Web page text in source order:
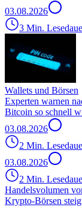
03.08.2026
3 Min.
Wallets und Börsen
Experten warnen
Bitcoin so schnell
03.08.2026
2 Min.
03.08.2026
2 Min.
Handelsvolumen
Krypto-Börsen